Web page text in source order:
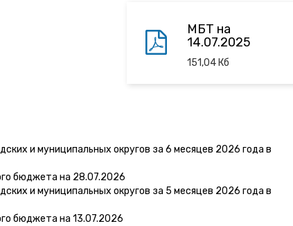
МБТ на
14.07.2025
151,04 Кб
и муниципальных округов за 6 месяцев 2026 года в
бюджета на 28.07.2026
и муниципальных округов за 5 месяцев 2026 года в
бюджета на 13.07.2026